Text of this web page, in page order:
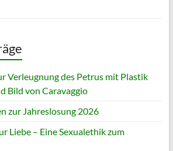
Verleugnung des Petrus mit Plastik
Bild von Caravaggio
zur Jahreslosung 2026
Liebe – Eine Sexualethik zum